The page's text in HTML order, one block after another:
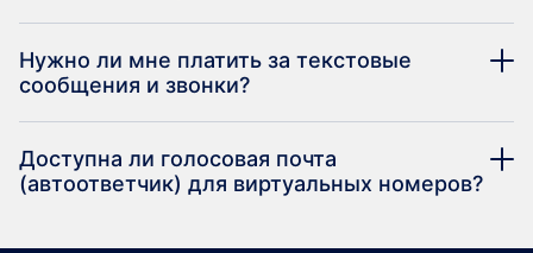
Нужно ли мне платить за текстовые
сообщения и звонки?
Доступна ли голосовая почта
(автоответчик) для виртуальных номеров?